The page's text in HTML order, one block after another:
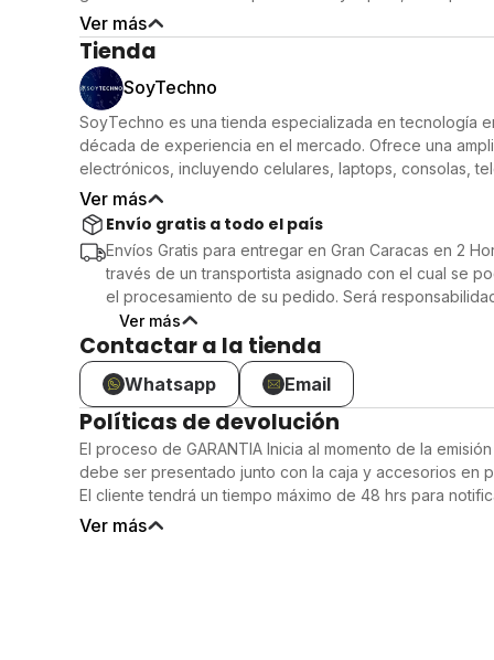
favoritas y juegos sin interrupciones.
Espacio para todo
Con 128 GB de almacenamiento interno, tendrás
videos, y aplicaciones, sin preocuparte por quedarte
esenciales.
Diseño elegante y moderno
Su acabado en color azul le otorga un toque sofisticado,
vívida te permite disfrutar de tus contenidos con una
Conectividad avanzada
Disfruta de conexiones rápidas y estables, gracias a su
que te permitirá navegar, transmitir y descargar
Duración de batería impresionante
La batería de larga duración asegura que tu dispositivo
permitiéndote hacer más sin preocuparte por la carga.
Ver más
Tienda
SoyTechno
SoyTechno es una tienda especializada en tecnología
década de experiencia en el mercado. Ofrece una
electrónicos, incluyendo celulares, laptops, consolas,
calidad y vanguardia tecnológica. La tienda cuenta con
(City Market, Catia, CCCT, Sambil Chacao) y en Lecherías.
Ver más
Envío gratis a todo el país
Envíos Gratis para entregar en Gran Caracas en 2
través de un transportista asignado con el cual se
el procesamiento de su pedido. Será
manera correcta la siguiente información para la
Dirección completa y exacta de entrega
Número celular de contacto.
Cédula de Identidad o Pasaporte.
Nombre completo de el usuario.
El tiempo de espera se contará desde el momento
ponga en contacto con el usuario para concertar y
persona encargada de la recepción del producto.
Ver más
Contactar a la tienda
Whatsapp Email
Políticas de devolución
El proceso de GARANTIA Inicia al momento de la
debe ser presentado junto con la caja y accesorios en
El cliente tendrá un tiempo máximo de 48 hrs para
al número de atención al cliente cualquier defecto de
Ver más